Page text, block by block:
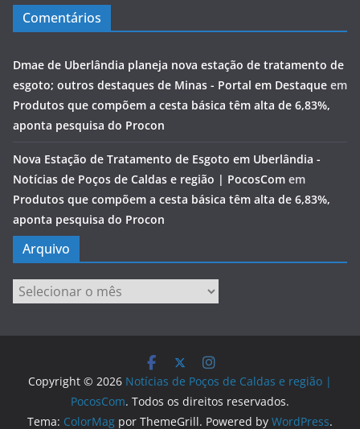
Comentários
Dmae de Uberlândia planeja nova estação de tratamento de
esgoto; outros destaques de Minas - Portal em Destaque em
Produtos que compõem a cesta básica têm alta de 6,83%,
aponta pesquisa do Procon
Nova Estação de Tratamento de Esgoto em Uberlândia -
Notícias de Poços de Caldas e região | PocosCom em
Produtos que compõem a cesta básica têm alta de 6,83%,
aponta pesquisa do Procon
Arquivo
Arquivo
Copyright © 2026 Notícias de Poços de Caldas e região |
PocosCom. Todos os direitos reservados.
Tema: ColorMag por ThemeGrill. Powered by WordPress.